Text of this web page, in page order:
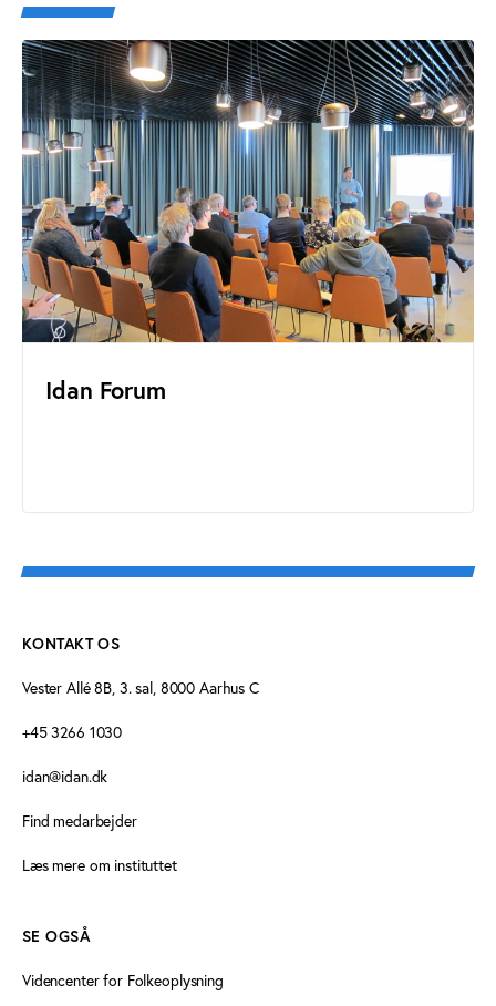
Idan Forum
KONTAKT OS
Vester Allé 8B, 3. sal, 8000 Aarhus C
+45 3266 1030
idan@idan.dk
Find medarbejder
Læs mere om instituttet
SE OGSÅ
Videncenter for Folkeoplysning